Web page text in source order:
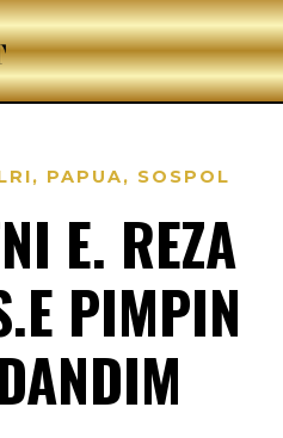
, PAPUA, SOSPOL
E. REZA
PIMPIN